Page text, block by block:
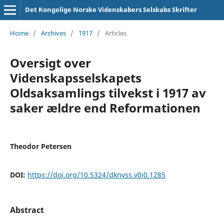
Det Kongelige Norske Videnskabers Selskabs Skrifter
Home / Archives / 1917 / Articles
Oversigt over
Videnskapsselskapets
Oldsaksamlings tilvekst i 1917 av
saker ældre end Reformationen
Theodor Petersen
DOI: https://doi.org/10.5324/dknvss.v0i0.1285
Abstract